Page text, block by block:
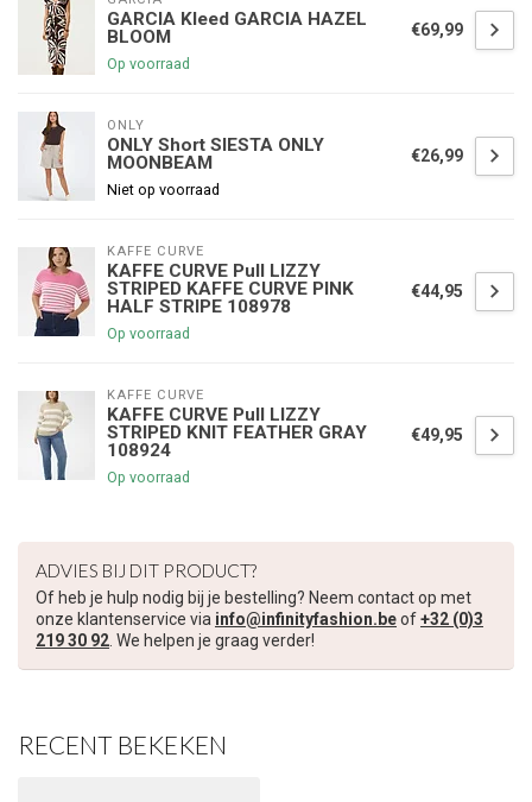
GARCIA Kleed GARCIA HAZEL
BLOOM
Op voorraad
€69,99
ONLY
ONLY Short SIESTA ONLY
MOONBEAM
Niet op voorraad
€26,99
KAFFE CURVE
KAFFE CURVE Pull LIZZY
STRIPED KAFFE CURVE PINK
HALF STRIPE 108978
Op voorraad
€44,95
KAFFE CURVE
KAFFE CURVE Pull LIZZY
STRIPED KNIT FEATHER GRAY
108924
Op voorraad
€49,95
ADVIES BIJ DIT PRODUCT?
Of heb je hulp nodig bij je bestelling? Neem contact op met
onze klantenservice via info@infinityfashion.beof+32 (0)3
219 30 92. We helpen je graag verder!
RECENT BEKEKEN